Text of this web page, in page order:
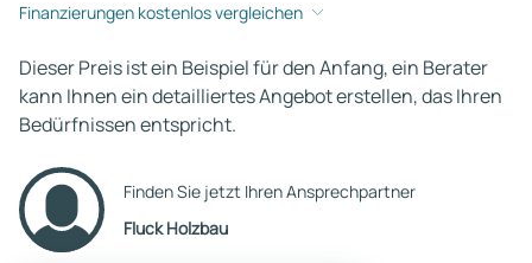
Finanzierungen kostenlos vergleichen
Dieser Preis ist ein Beispiel für den Anfang, ein Berater
kann Ihnen ein detailliertes Angebot erstellen, das Ihren
Bedürfnissen entspricht.
Finden Sie jetzt Ihren Ansprechpartner
Fluck Holzbau